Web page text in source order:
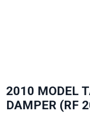
2010 MODEL
DAMPER (RF